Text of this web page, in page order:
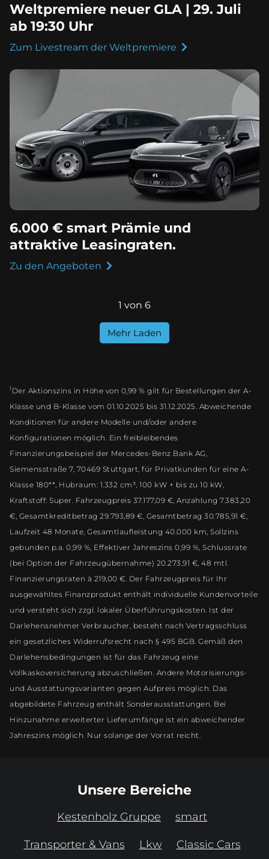
Weltpremiere neuer GLA | 29. Juli
ab 19:30 Uhr
Zum Livestream der Weltpremiere
6.000 € smart Prämie und
attraktive Leasingraten.
Zu den Angeboten
1 von 6
Mehr Laden
1 Der Aktionszins in Höhe von 0,99 % gilt für Bestellungen der A-
Klasse und B-Klasse vom 01.10.2025 bis 31.12.2025. Abweichende
Konditionen für andere Modelle und/oder andere
Konfigurationen möglich. Ein freibleibendes
Finanzierungsbeispiel der Mercedes-Benz Bank AG,
Siemensstraße 7, 70469 Stuttgart, für Privatkunden für eine A-
Klasse 180**, Hubraum: 1.332 cm³, 100 kW + bis zu 10 kW,
Kraftstoff: Super. Fahrzeugpreis 37.177,09 €, Anzahlung 7.383,20
€, Gesamtkreditbetrag 29.793,89 €, Gesamtbetrag 30.785,91 €,
Laufzeit 48 Monate, Gesamtlaufleistung 40.000 km, Sollzins
gebunden p.a. 0,99 %, Effektiver Jahreszins 0,99 %, Schlussrate
(bei Option der Fahrzeugübernahme) 20.273,91 €, 48 mtl.
Finanzierungsraten à 219,00 €. Der Fahrzeugpreis für Ihr
ausgewähltes Finanzprodukt enthält individuelle Kundenvorteile
und versteht sich zzgl. lokaler Überführungskosten. Ist der
Darlehensnehmer Verbraucher, besteht nach Vertragsschluss
ein gesetzliches Widerrufsrecht nach § 495 BGB. Gemäß den
Darlehensbedingungen ist für das Fahrzeug eine
Vollkaskoversicherung abzuschließen. Andere Motorisierungs-
und Ausstattungsvarianten gegen Aufpreis möglich. Das
abgebildete Fahrzeug enthält Sonderausstattungen. Bei
Hinzunahme erweiterter Lieferumfänge ist ein abweichender
Jahreszins möglich. Nur solange der Vorrat reicht.
Unsere Bereiche
Kestenholz Gruppe smart
Transporter & Vans Lkw Classic Cars